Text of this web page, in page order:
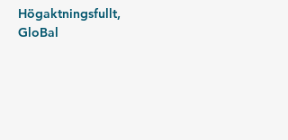
Högaktningsfullt,
GloBal